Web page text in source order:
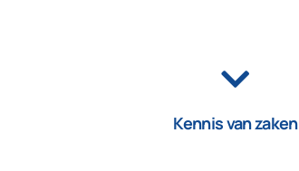
Kennis van zaken